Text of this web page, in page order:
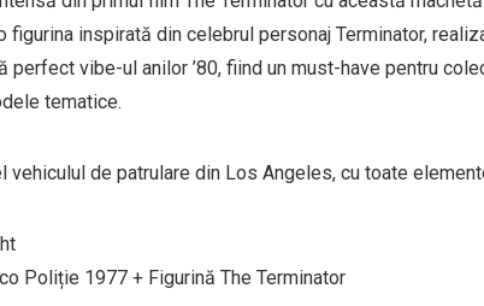
figurina inspirată din celebrul personaj Terminator,
perfect vibe-ul anilor ’80, fiind un must-have pentru
tematice.
vehiculul de patrulare din Los Angeles, cu toate
Poliție 1977 + Figurină The Terminator